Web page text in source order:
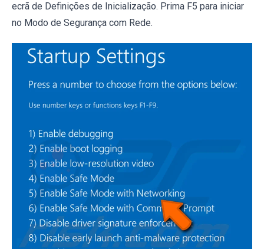
ecrã de Definições de Inicialização. Prima F5 para iniciar
no Modo de Segurança com Rede.